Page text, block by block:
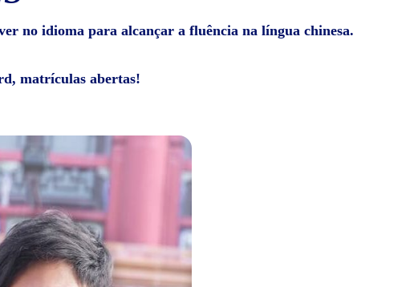
no idioma para alcançar a fluência na língua chinesa.
matrículas abertas!